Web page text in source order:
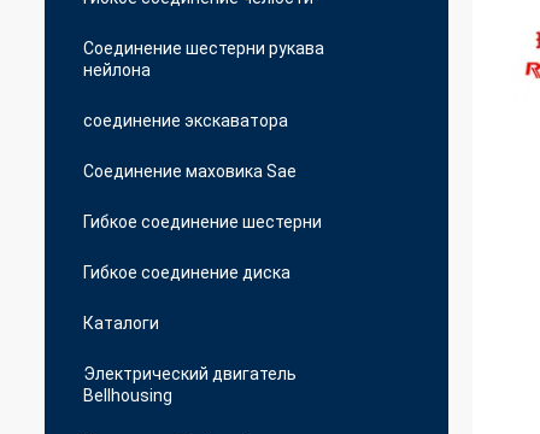
Соединение шестерни рукава
нейлона
соединение экскаватора
Соединение маховика Sae
Гибкое соединение шестерни
Гибкое соединение диска
Каталоги
Электрический двигатель
Bellhousing